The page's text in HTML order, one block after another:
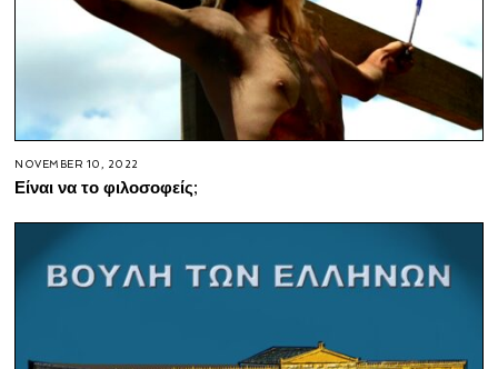
NOVEMBER 10, 2022
Είναι να το φιλοσοφείς;